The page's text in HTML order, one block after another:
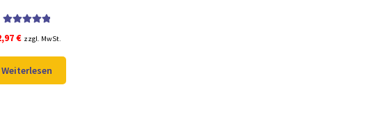
von 5
€ zzgl. MwSt.
Weiterlesen